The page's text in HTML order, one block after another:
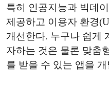
특히 인공지능과 빅데
제공하고 이용자 환경
개선한다. 누구나 쉽게
자하는 것은 물론 맞춤
를 받을 수 있는 앱을